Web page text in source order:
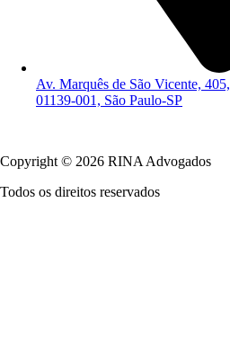
Av. Marquês de São Vicente,
01139-001, São Paulo-SP
Copyright © 2026 RINA Advogados
Todos os direitos reservados